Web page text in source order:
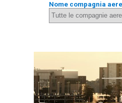
Nome compagnia